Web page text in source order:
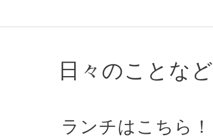
日々のことなど
ランチはこちら！